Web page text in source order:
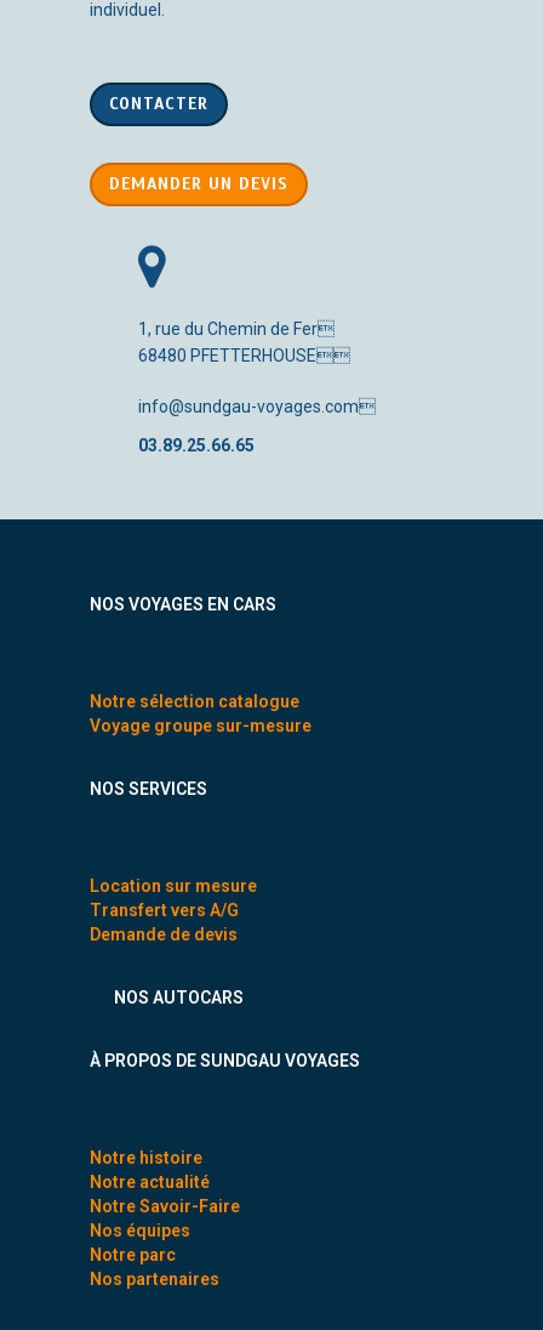
individuel.
CONTACTER
DEMANDER UN DEVIS
1, rue du Chemin de Fer
68480 PFETTERHOUSE
info@sundgau-voyages.com
03.89.25.66.65
NOS VOYAGES EN CARS
Notre sélection catalogue
Voyage groupe sur-mesure
NOS SERVICES
Location sur mesure
Transfert vers A/G
Demande de devis
NOS AUTOCARS
À PROPOS DE SUNDGAU VOYAGES
Notre histoire
Notre actualité
Notre Savoir-Faire
Nos équipes
Notre parc
Nos partenaires